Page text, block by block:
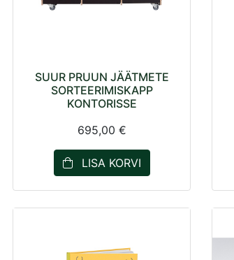
SUUR PRUUN JÄÄTMETE
SORTEERIMISKAPP
KONTORISSE
695,00 €
LISA KORVI